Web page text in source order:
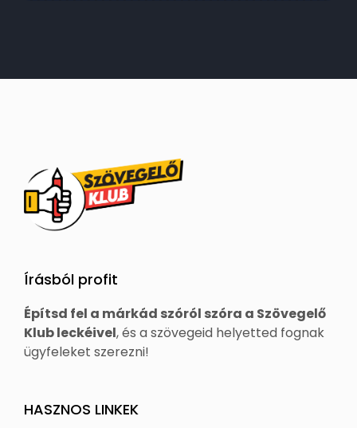
Írásból profit
Építsd fel a márkád szóról szóra a Szövegelő
Klub leckéivel, és a szövegeid helyetted fognak
ügyfeleket szerezni!
HASZNOS LINKEK